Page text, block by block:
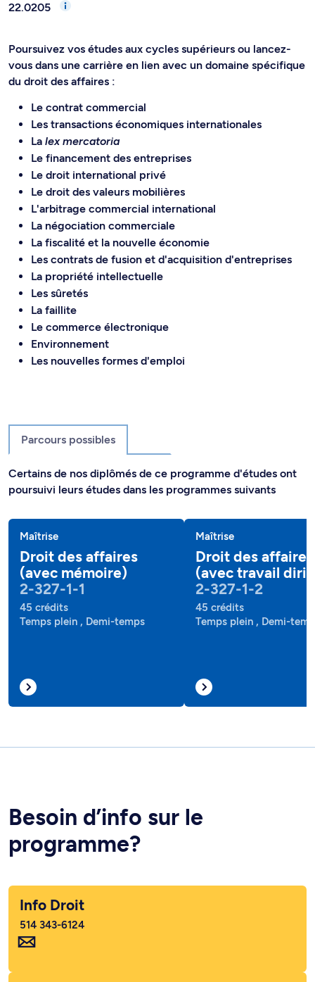
22.0205
Poursuivez vos études aux cycles supérieurs ou lancez-
vous dans une carrière en lien avec un domaine spécifique
du droit des affaires :
Le contrat commercial
Les transactions économiques internationales
La lex mercatoria
Le financement des entreprises
Le droit international privé
Le droit des valeurs mobilières
L'arbitrage commercial international
La négociation commerciale
La fiscalité et la nouvelle économie
Les contrats de fusion et d'acquisition d'entreprises
La propriété intellectuelle
Les sûretés
La faillite
Le commerce électronique
Environnement
Les nouvelles formes d'emploi
Parcours possibles
Certains de nos diplômés de ce programme d'études ont
poursuivi leurs études dans les programmes suivants
Maîtrise
Droit des affaires
(avec mémoire)
2-327-1-1
45 crédits
Temps plein , Demi-temps
Maîtrise
Droit des affaires
(avec travail
2-327-1-2
45 crédits
Temps plein , Demi-
Besoin d’info sur le
programme?
Info Droit
514 343-6124